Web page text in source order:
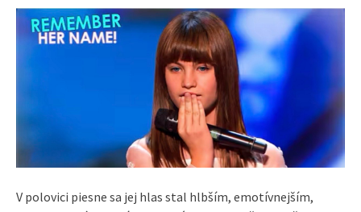
V polovici piesne sa jej hlas stal hlbším, emotívnejším,